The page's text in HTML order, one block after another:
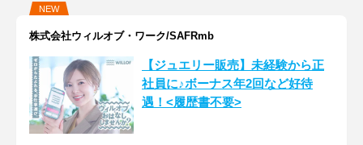
NEW
株式会社ウィルオブ・ワーク/SAFRmb
【ジュエリー販売】未経験から正
社員に♪ボーナス年2回など好待
遇！<履歴書不要>